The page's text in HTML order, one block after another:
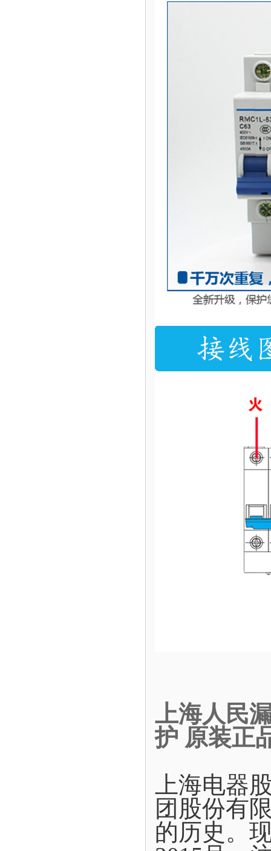
上海人民
护 原装正
上海电器
团股份有
的历史。